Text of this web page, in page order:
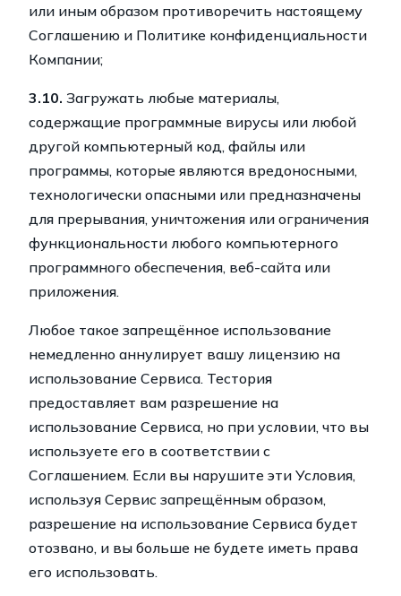
или иным образом противоречить настоящему
Соглашению и Политике конфиденциальности
Компании;
3.10. Загружать любые материалы,
содержащие программные вирусы или любой
другой компьютерный код, файлы или
программы, которые являются вредоносными,
технологически опасными или предназначены
для прерывания, уничтожения или ограничения
функциональности любого компьютерного
программного обеспечения, веб-сайта или
приложения.
Любое такое запрещённое использование
немедленно аннулирует вашу лицензию на
использование Сервиса. Тестория
предоставляет вам разрешение на
использование Сервиса, но при условии, что вы
используете его в соответствии с
Соглашением. Если вы нарушите эти Условия,
используя Сервис запрещённым образом,
разрешение на использование Сервиса будет
отозвано, и вы больше не будете иметь права
его использовать.